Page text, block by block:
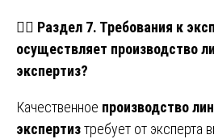
🧑‍⚖️ Раздел 7. Требования к
осуществляет производство
экспертиз?
Качественное производство
экспертизтребует от эксперта